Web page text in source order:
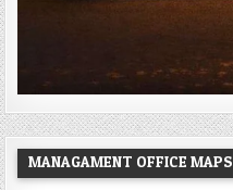
MANAGAMENT OFFICE MAPS